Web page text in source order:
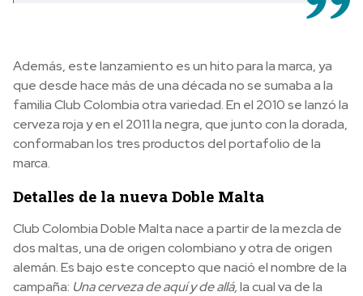
Además, este lanzamiento es un hito para la marca, ya
que desde hace más de una década no se sumaba a la
familia Club Colombia otra variedad. En el 2010 se lanzó la
cerveza roja y en el 2011 la negra, que junto con la dorada,
conformaban los tres productos del portafolio de la
marca.
Detalles de la nueva Doble Malta
Club Colombia Doble Malta nace a partir de la mezcla de
dos maltas, una de origen colombiano y otra de origen
alemán. Es bajo este concepto que nació el nombre de la
campaña: Una cerveza de aquí y de allá,la cual va de la